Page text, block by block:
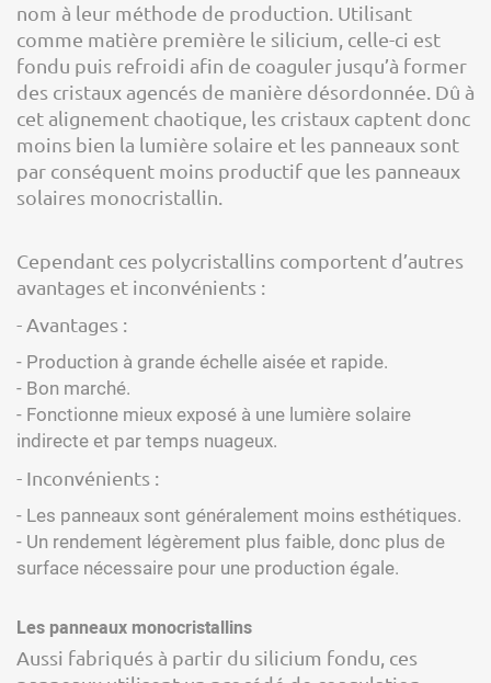
nom à leur méthode de production. Utilisant
comme matière première le silicium, celle-ci est
fondu puis refroidi afin de coaguler jusqu’à former
des cristaux agencés de manière désordonnée. Dû à
cet alignement chaotique, les cristaux captent donc
moins bien la lumière solaire et les panneaux sont
par conséquent moins productif que les panneaux
solaires monocristallin.
Cependant ces polycristallins comportent d’autres
avantages et inconvénients :
- Avantages :
- Production à grande échelle aisée et rapide.
- Bon marché.
- Fonctionne mieux exposé à une lumière solaire
indirecte et par temps nuageux.
- Inconvénients :
- Les panneaux sont généralement moins esthétiques.
- Un rendement légèrement plus faible, donc plus de
surface nécessaire pour une production égale.
Les panneaux monocristallins
Aussi fabriqués à partir du silicium fondu, ces